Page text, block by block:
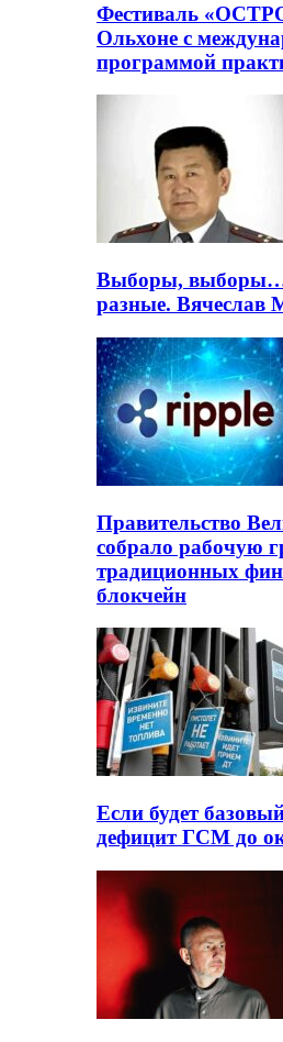
Фестиваль
Ольхоне с
программой
Выборы, выборы…
разные. Вячеслав
Правительство
собрало рабочую
традиционных
блокчейн
Если будет
дефицит ГСМ до